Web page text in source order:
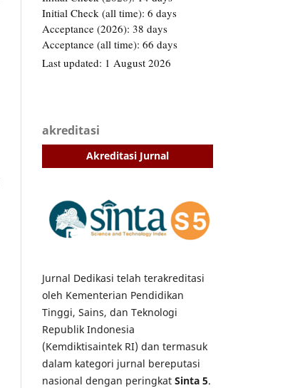
akreditasi
Akreditasi Jurnal
Jurnal Dedikasi telah terakreditasi
oleh Kementerian Pendidikan
Tinggi, Sains, dan Teknologi
Republik Indonesia
(Kemdiktisaintek RI) dan termasuk
dalam kategori jurnal bereputasi
nasional dengan peringkat Sinta 5.